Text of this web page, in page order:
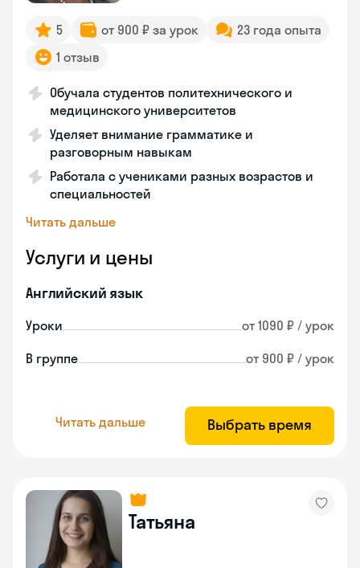
5 от 900 ₽ за урок
23 года опыта
1 отзыв
Обучала студентов политехнического и
медицинского университетов
Уделяет внимание грамматике и
разговорным навыкам
Работала с учениками разных возрастов и
специальностей
Читать дальше
Услуги и цены
Английский язык
Уроки от 1090 ₽ / урок
В группе от 900 ₽ / урок
Читать дальше Выбрать время
Татьяна